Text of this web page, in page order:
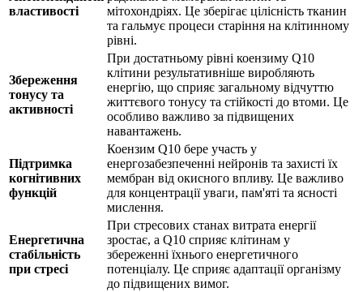
властивості
мітохондріях. Це зберігає цілісність тканин
та гальмує процеси старіння на клітинному
рівні.
Збереження
тонусу та
активності
При достатньому рівні коензиму Q10
клітини результативніше виробляють
енергію, що сприяє загальному відчуттю
життєвого тонусу та стійкості до втоми. Це
особливо важливо за підвищених
навантажень.
Підтримка
когнітивних
функцій
Коензим Q10 бере участь у
енергозабезпеченні нейронів та захисті їх
мембран від окисного впливу. Це важливо
для концентрації уваги, пам'яті та ясності
мислення.
Енергетична
стабільність
при стресі
При стресових станах витрата енергії
зростає, а Q10 сприяє клітинам у
збереженні їхнього енергетичного
потенціалу. Це сприяє адаптації організму
до підвищених вимог.